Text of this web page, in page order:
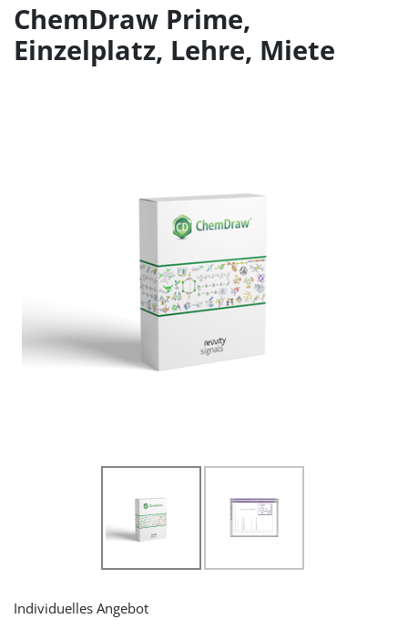
ChemDraw Prime,
Einzelplatz, Lehre, Miete
Individuelles Angebot